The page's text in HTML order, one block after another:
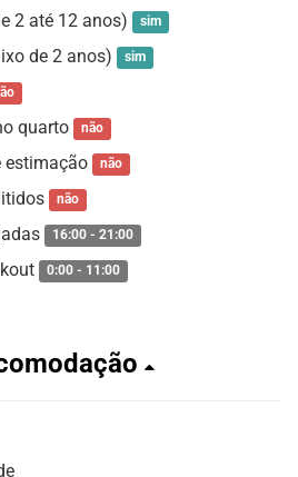
2 até 12 anos) sim
de 2 anos) sim
quarto não
estimação não
não
16:00 - 21:00
0:00 - 11:00